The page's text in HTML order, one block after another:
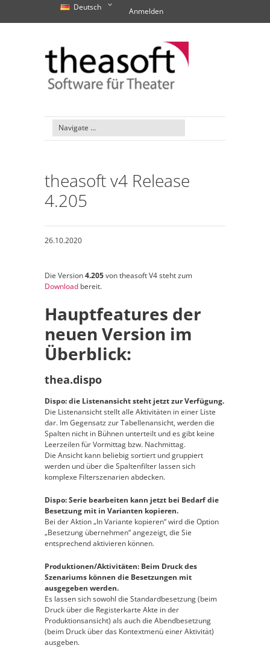
Deutsch Anmelden
theasoft v4 Release
4.205
26.10.2020
Die Version4.205von theasoft V4 steht zum
Download bereit.
Hauptfeatures der
neuen Version im
Überblick:
thea.dispo
Dispo: die Listenansicht steht jetzt zur Verfügung.
Die Listenansicht stellt alle Aktivitäten in einer Liste
dar. Im Gegensatz zur Tabellenansicht, werden die
Spalten nicht in Bühnen unterteilt und es gibt keine
Leerzeilen für Vormittag bzw. Nachmittag.
Die Ansicht kann beliebig sortiert und gruppiert
werden und über die Spaltenfilter lassen sich
komplexe Filterszenarien abdecken.
Dispo: Serie bearbeiten kann jetzt bei Bedarf die
Besetzung mit in Varianten kopieren.
Bei der Aktion „In Variante kopieren“ wird die Option
„Besetzung übernehmen“ angezeigt, die Sie
entsprechend aktivieren können.
Produktionen/Aktivitäten: Beim Druck des
Szenariums können die Besetzungen mit
ausgegeben werden.
Es lassen sich sowohl die Standardbesetzung (beim
Druck über die Registerkarte Akte in der
Produktionsansicht) als auch die Abendbesetzung
(beim Druck über das Kontextmenü einer Aktivität)
ausgeben.